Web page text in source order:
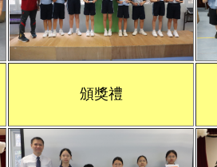
頒獎禮